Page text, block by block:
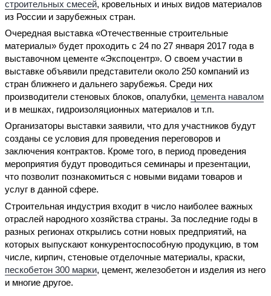
строительных смесей, кровельных и иных видов материалов
из России и зарубежных стран.
Очередная выставка «Отечественные строительные
материалы» будет проходить с 24 по 27 января 2017 года в
выставочном цементе «Экспоцентр». О своем участии в
выставке объявили представители около 250 компаний из
стран ближнего и дальнего зарубежья. Среди них
производители стеновых блоков, опалубки, цемента навалом
и в мешках, гидроизоляционных материалов и т.п.
Организаторы выставки заявили, что для участников будут
созданы се условия для проведения переговоров и
заключения контрактов. Кроме того, в период проведения
мероприятия будут проводиться семинары и презентации,
что позволит познакомиться с новыми видами товаров и
услуг в данной сфере.
Строительная индустрия входит в число наиболее важных
отраслей народного хозяйства страны. За последние годы в
разных регионах открылись сотни новых предприятий, на
которых выпускают конкурентоспособную продукцию, в том
числе, кирпич, стеновые отделочные материалы, краски,
пескобетон 300 марки, цемент, железобетон и изделия из него
и многие другое.